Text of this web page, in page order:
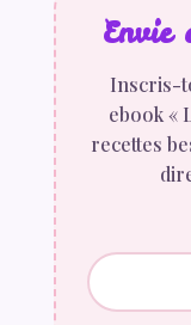
Inscris-
ebook «
recettes